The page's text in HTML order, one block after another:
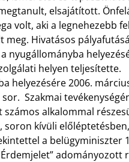
elsajátított.
volt, aki a legnehezebb
meg. Hivatásos
nyugállományba
helyen teljesítette.
helyezésére 2006.
Szakmai
számos alkalommal
soron kívüli
a belügyminiszter
adományozott